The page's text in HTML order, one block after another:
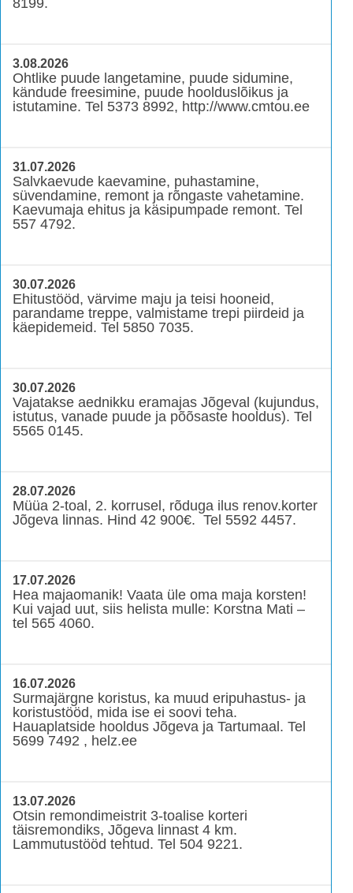
3.08.2026
Ohtlike puude langetamine, puude sidumine,
kändude freesimine, puude hoolduslõikus ja
istutamine. Tel 5373 8992, http://www.cmtou.ee
31.07.2026
Salvkaevude kaevamine, puhastamine,
süvendamine, remont ja rõngaste vahetamine.
Kaevumaja ehitus ja käsipumpade remont. Tel
557 4792.
30.07.2026
Ehitustööd, värvime maju ja teisi hooneid,
parandame treppe, valmistame trepi piirdeid ja
käepidemeid. Tel 5850 7035.
30.07.2026
Vajatakse aednikku eramajas Jõgeval (kujundus,
istutus, vanade puude ja põõsaste hooldus). Tel
5565 0145.
28.07.2026
Müüa 2-toal, 2. korrusel, rõduga ilus renov.korter
Jõgeva linnas. Hind 42 900€. Tel 5592 4457.
17.07.2026
Hea majaomanik! Vaata üle oma maja korsten!
Kui vajad uut, siis helista mulle: Korstna Mati –
tel 565 4060.
16.07.2026
Surmajärgne koristus, ka muud eripuhastus- ja
koristustööd, mida ise ei soovi teha.
Hauaplatside hooldus Jõgeva ja Tartumaal. Tel
5699 7492 , helz.ee
13.07.2026
Otsin remondimeistrit 3-toalise korteri
täisremondiks, Jõgeva linnast 4 km.
Lammutustööd tehtud. Tel 504 9221.